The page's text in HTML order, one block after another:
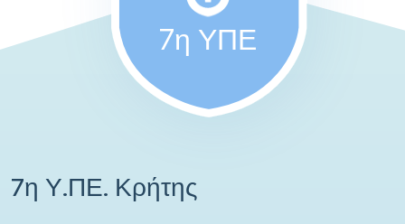
7η ΥΠΕ
7η Υ.ΠΕ. Κρήτης